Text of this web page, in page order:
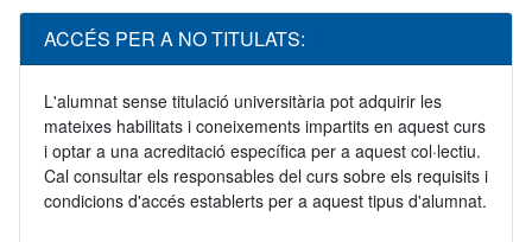
ACCÉS PER A NO TITULATS:
L'alumnat sense titulació universitària pot adquirir les
mateixes habilitats i coneixements impartits en aquest curs
i optar a una acreditació específica per a aquest col·lectiu.
Cal consultar els responsables del curs sobre els requisits i
condicions d'accés establerts per a aquest tipus d'alumnat.